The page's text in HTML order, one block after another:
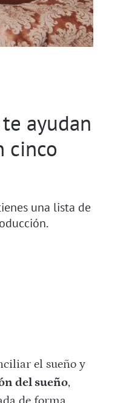
ayudan
cinco
una lista de
el sueño y
del sueño,